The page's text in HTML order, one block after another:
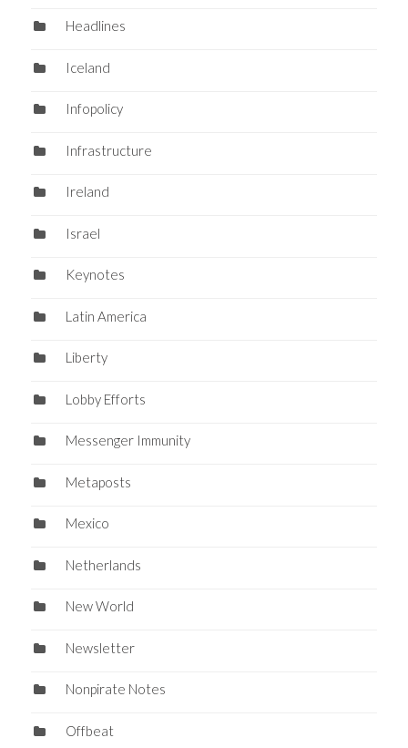
Headlines
Iceland
Infopolicy
Infrastructure
Ireland
Israel
Keynotes
Latin America
Liberty
Lobby Efforts
Messenger Immunity
Metaposts
Mexico
Netherlands
New World
Newsletter
Nonpirate Notes
Offbeat